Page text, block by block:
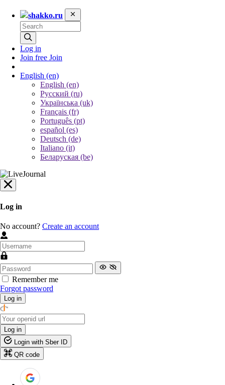
shakko.ru
Log in
Join free Join
English (en)
English (en)
Русский (ru)
Українська (uk)
Français (fr)
Português (pt)
español (es)
Deutsch (de)
Italiano (it)
Беларуская (be)
Log in
No account? Create an account
Remember me
Forgot password
Log in
Log in
Login with Sber ID
QR code